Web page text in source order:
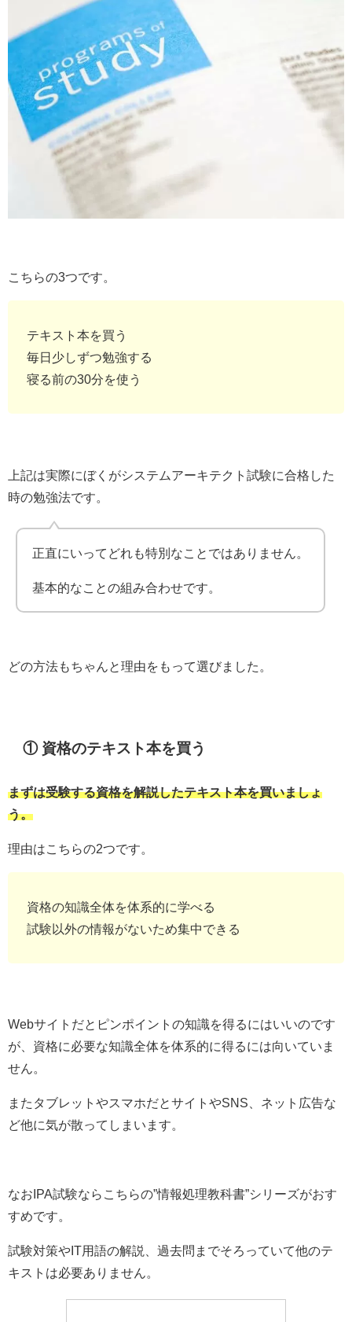
こちらの3つです。
テキスト本を買う
毎日少しずつ勉強する
寝る前の30分を使う
上記は実際にぼくがシステムアーキテクト試験に合格した
時の勉強法です。
正直にいってどれも特別なことではありません。
基本的なことの組み合わせです。
どの方法もちゃんと理由をもって選びました。
① 資格のテキスト本を買う
まずは受験する資格を解説したテキスト本を買いましょ
う。
理由はこちらの2つです。
資格の知識全体を体系的に学べる
試験以外の情報がないため集中できる
Webサイトだとピンポイントの知識を得るにはいいのです
が、資格に必要な知識全体を体系的に得るには向いていま
せん。
またタブレットやスマホだとサイトやSNS、ネット広告な
ど他に気が散ってしまいます。
なおIPA試験ならこちらの”情報処理教科書”シリーズがおす
すめです。
試験対策やIT用語の解説、過去問までそろっていて他のテ
キストは必要ありません。